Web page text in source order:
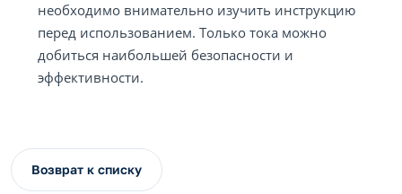
необходимо внимательно изучить инструкцию
перед использованием. Только тока можно
добиться наибольшей безопасности и
эффективности.
Возврат к списку